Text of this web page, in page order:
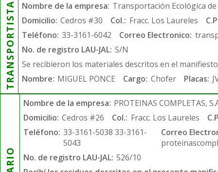
TRANSPORTISTA Nombre de la empresa: Transportación Ecológica de
Domicilio: Cedros #30 Col.: Fracc. Los Laureles
Teléfono: 33-3161-6042 Correo Electronico:
No. de registro LAU-JAL: S/N
Se recibieron los materiales descritos en el
Nombre: MIGUEL PONCE Cargo: Chofer Placas:
Nombre de la empresa: PROTEINAS COMPLETAS,
Domicilio: Cedros #26 Col.: Fracc. Los Laureles
Teléfono: 33-3161-5038 33-3161-
5043
Correo
No. de registro LAU-JAL: 526/10